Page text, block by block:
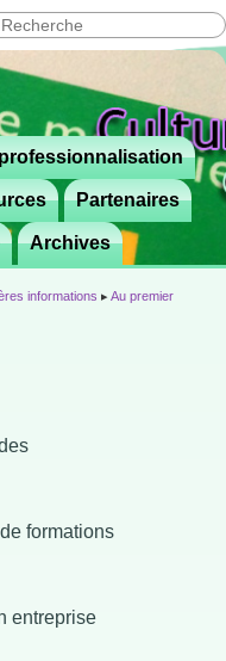
professionnalisation
Partenaires
Archives
informations ▸ Au premier
formations
entreprise